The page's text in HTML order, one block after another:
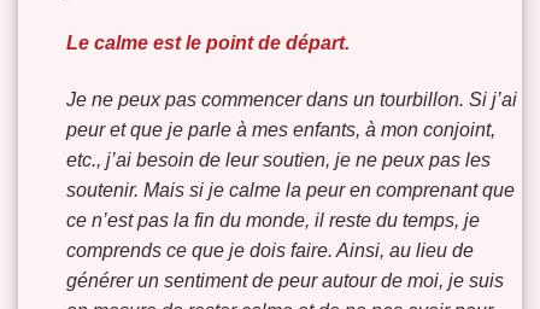
Le calme est le point de départ.
Je ne peux pas commencer dans un tourbillon. Si j’ai
peur et que je parle à mes enfants, à mon conjoint,
etc., j’ai besoin de leur soutien, je ne peux pas les
soutenir. Mais si je calme la peur en comprenant que
ce n’est pas la fin du monde, il reste du temps, je
comprends ce que je dois faire. Ainsi, au lieu de
générer un sentiment de peur autour de moi, je suis